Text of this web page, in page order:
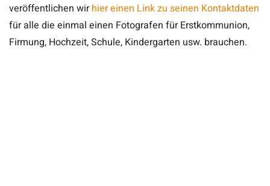
veröffentlichen wirhier einen Link zu seinen Kontaktdaten
für alle die einmal einen Fotografen für Erstkommunion,
Firmung, Hochzeit, Schule, Kindergarten usw. brauchen.